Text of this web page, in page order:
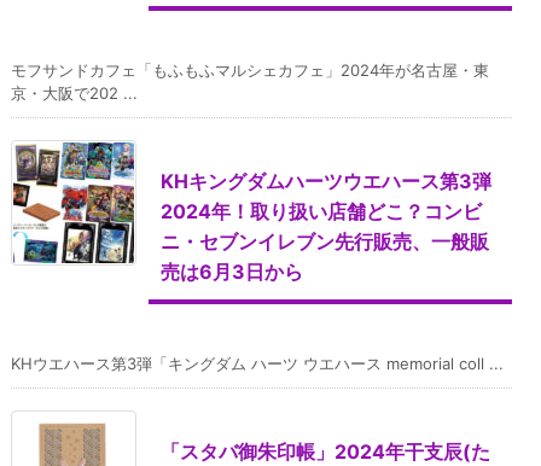
モフサンドカフェ「もふもふマルシェカフェ」2024年が名古屋・東
京・大阪で202 ...
KHキングダムハーツウエハース第3弾
2024年！取り扱い店舗どこ？コンビ
ニ・セブンイレブン先行販売、一般販
売は6月3日から
KHウエハース第3弾「キングダム ハーツ ウエハース memorial coll ...
「スタバ御朱印帳」2024年干支辰(た